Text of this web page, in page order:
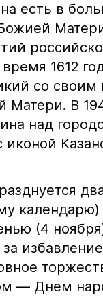
есть в
1612
со своим
Матери. В
над
календарю)
(4
— Днем